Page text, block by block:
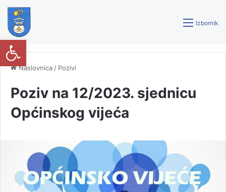
Izbornik
Naslovnica / Pozivi
Poziv na 12/2023. sjednicu
Općinskog vijeća
Open toolbar